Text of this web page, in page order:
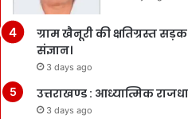
ग्राम खैनूरी की क्षतिग्रस्त
संज्ञान।
3 days ago
उत्तराखण्ड : आध्यात्मिक
3 days ago